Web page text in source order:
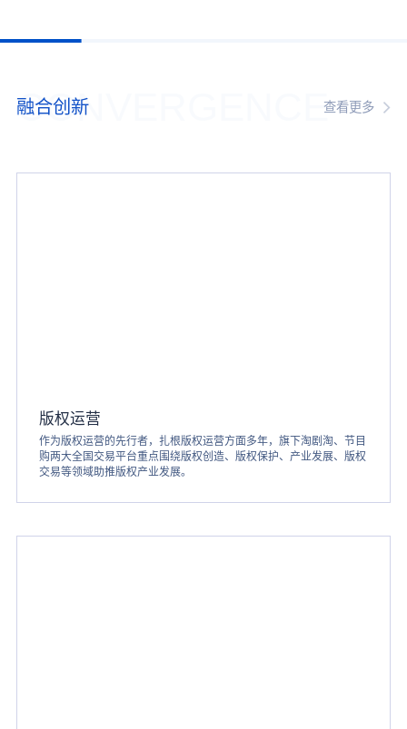
CONVERGENCE
融合创新 查看更多
版权运营
作为版权运营的先行者，扎根版权运营方面多年，旗下淘剧淘、节目
购两大全国交易平台重点围绕版权创造、版权保护、产业发展、版权
交易等领域助推版权产业发展。